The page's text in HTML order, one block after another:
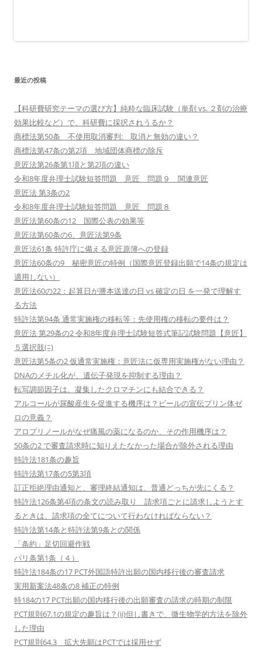
最近の投稿
【科研費研究テーマの選び方】純粋な臨床試験（単剤 vs. ２剤の治療
効果比較など）で、科研費に採択されうるか？
商標法第50条 不使用取消審判: 取消と無効の違い？
商標法第47条の第2項 地域団体商標の除斥
意匠法第26条第1項と第2項の違い
令和8年度弁理士試験短答問題 意匠 問題９ 関連意匠
意匠法 第3条の2
令和8年度弁理士試験短答問題 意匠 問題８
意匠法第60条の12 国際公表の効果等
意匠法第60条の6、意匠法第9条
意匠法61条 特許庁に備える意匠原簿への登録
意匠法60条の9 秘密意匠の特例（国際意匠登録出願で14条の規定は
適用しない）
意匠法60の22：起算日が謄本送達の日 vs 確定の日 を一発で理解す
る方法
特許法第94条 通常実施権の移転等：先使用権の移転の要件は？
意匠法 第29条の2 令和8年度弁理士試験短答式筆記試験問題【意匠】
５選択肢(ﾆ)
意匠法第5条の2 仮通常実施権：意匠法に仮専用実施権がない理由？
DNAのメチル化が、遺伝子発現を抑制する理由？
転写調節因子は、凝集したクロマチンにも結合できる？
アルコールが尿酸産生を促進する機序は？ビールの宣伝プリン体ゼ
ロの意義？
アロプリノールがなぜ痛風の薬になるのか、その作用機序は？
50条の2 で審査請求時に知りえたなかった場合が除外される理由
特許法181条の趣旨
特許法第17条の5第3項
訂正拒絶理由通知と、審理終結通知は、普通どっちが先にくる？
特許法126条第4項の条文の読み取り 請求項ごとに請求しようとす
るときは、請求項の全てについて行わなければならない？
特許法第14条と特許法第9条との関係
「条約」足切回避作戦
パリ条第1条（４）
特許法184条の17 PCT外国語特許出願の国内移行後の審査請求
実用新案法48条の8 補正の特例
特184の17 PCT出願の国内移行後の出願審査の請求の時期の制限
PCT規則67.1の規定の趣旨は？(ii)但し書きで、微生物学的方法を除外
した理由
PCT規則64.3 拡大先願はPCTでは採用せず